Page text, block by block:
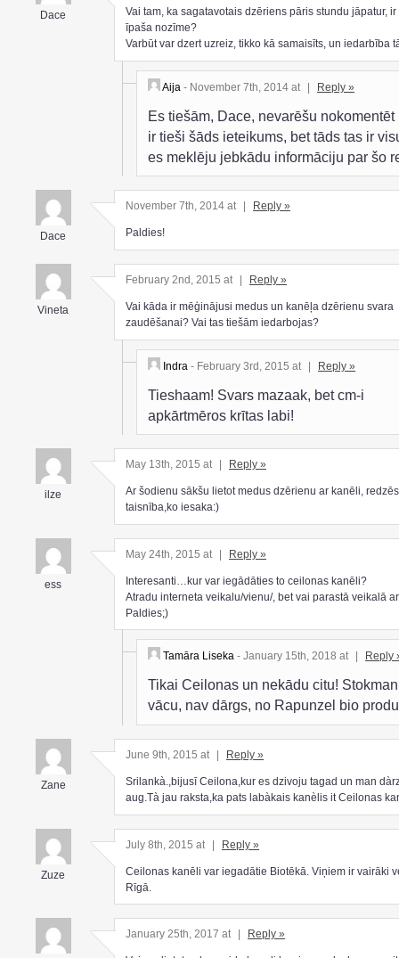
Dace
Vai tam, ka sagatavotais dzēriens pāris stundu jāpatur, ir
īpaša nozīme?
Varbūt var dzert uzreiz, tikko kā samaisīts, un iedarbība
Aija - November 7th, 2014 at | Reply »
Es tiešām, Dace, nevarēšu nokomentēt
ir tieši šāds ieteikums, bet tāds tas ir
es meklēju jebkādu informāciju par šo
Dace
November 7th, 2014 at Reply »
Paldies!
Vineta
February 2nd, 2015 at Reply »
Vai kāda ir mēģinājusi medus un kanēļa dzērienu svara
zaudēšanai? Vai tas tiešām iedarbojas?
Indra - February 3rd, 2015 at | Reply »
Tieshaam! Svars mazaak, bet cm-i
apkārtmēros krītas labi!
ilze
May 13th, 2015 at Reply »
Ar šodienu sākšu lietot medus dzērienu ar kanēli,
taisnība,ko iesaka:)
ess
May 24th, 2015 at | Reply »
Interesanti…kur var iegādāties to ceilonas kanēli?
Atradu interneta veikalu/vienu/, bet vai parastā veikalā
Paldies;)
Tamāra Liseka - January 15th, 2018 at Reply
Tikai Ceilonas un nekādu citu!
vācu, nav dārgs, no Rapunzel bio
Zane
June 9th, 2015 at Reply »
Srilankà.,bijusī Ceilona,kur es dzivoju tagad un man
aug.Tà jau raksta,ka pats labàkais kanèlis it Ceilonas
Zuze
July 8th, 2015 at | Reply »
Ceilonas kanēli var iegadātie Biotēkā. Viņiem ir vairāki
Rīgā.
January 25th, 2017 at Reply »